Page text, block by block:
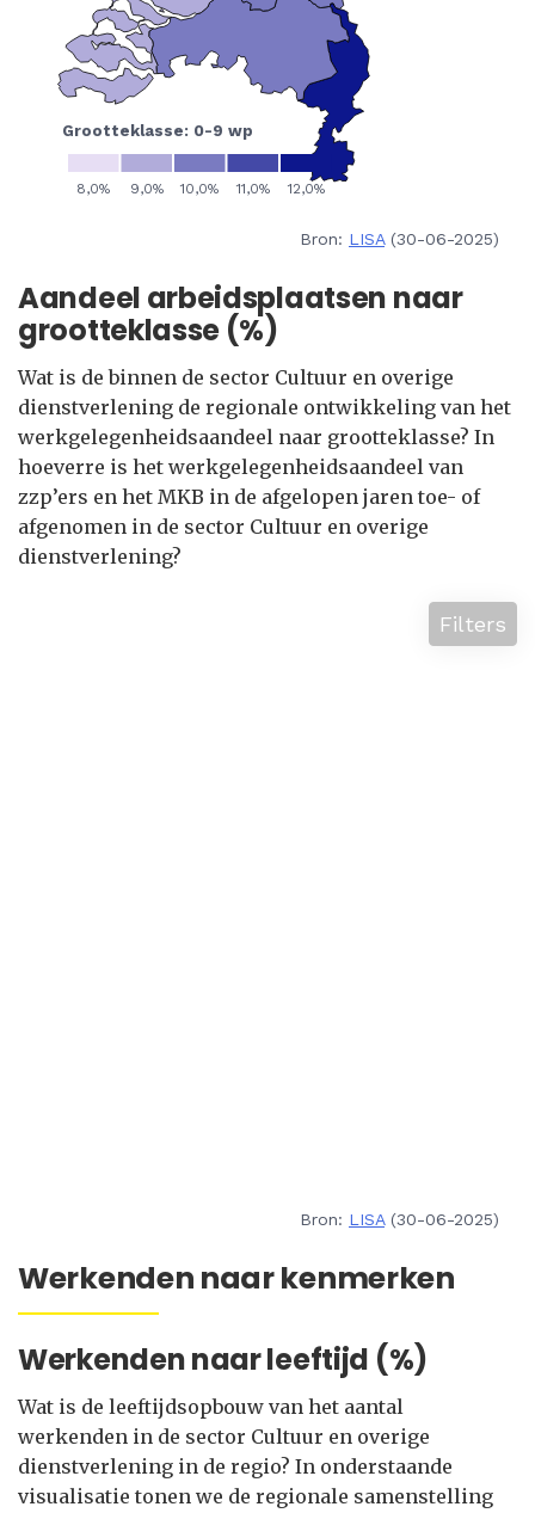
Bron: LISA(30-06-2025)
Aandeel arbeidsplaatsen naar
grootteklasse (%)
Wat is de binnen de sector Cultuur en overige
dienstverlening de regionale ontwikkeling van het
werkgelegenheidsaandeel naar grootteklasse? In
hoeverre is het werkgelegenheidsaandeel van
zzp’ers en het MKB in de afgelopen jaren toe- of
afgenomen in de sector Cultuur en overige
dienstverlening?
Filters
Bron: LISA(30-06-2025)
Werkenden naar kenmerken
Werkenden naar leeftijd (%)
Wat is de leeftijdsopbouw van het aantal
werkenden in de sector Cultuur en overige
dienstverlening in de regio? In onderstaande
visualisatie tonen we de regionale samenstelling